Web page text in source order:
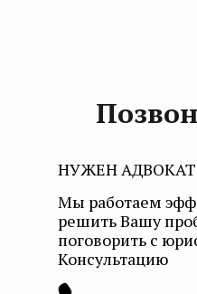
НУЖЕН
Мы работаем
решить Вашу
поговорить с
Консультацию